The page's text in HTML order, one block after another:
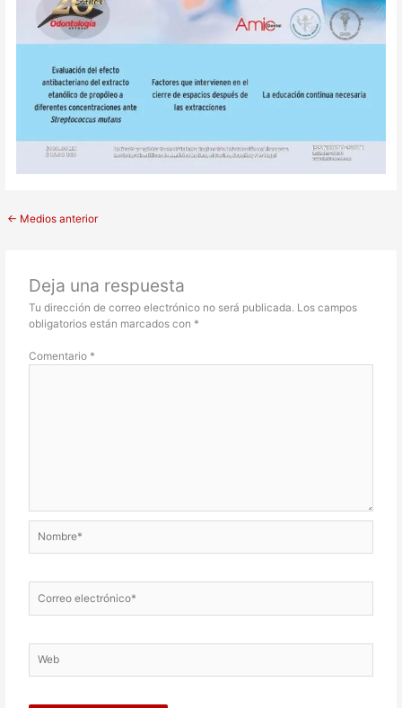
← Medios anterior
Deja una respuesta
Tu dirección de correo electrónico no será publicada. Los campos
obligatorios están marcados con *
Comentario *
electrónico*